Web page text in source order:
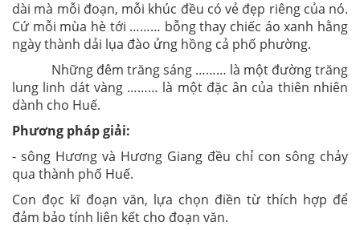
dài mà mỗi đoạn, mỗi khúc đều có vẻ đẹp riêng của nó.
Cứ mỗi mùa hè tới ……… bỗng thay chiếc áo xanh hằng
ngày thành dải lụa đào ửng hồng cả phố phường.
Những đêm trăng sáng ……… là một đường trăng
lung linh dát vàng ……… là một đặc ân của thiên nhiên
dành cho Huế.
Phương pháp giải:
- sông Hương và Hương Giang đều chỉ con sông chảy
qua thành phố Huế.
Con đọc kĩ đoạn văn, lựa chọn điền từ thích hợp để
đảm bảo tính liên kết cho đoạn văn.